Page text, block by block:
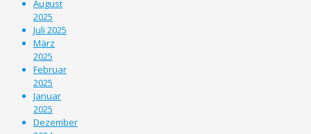
August
2025
Juli 2025
März
2025
Februar
2025
Januar
2025
Dezember